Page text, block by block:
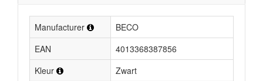
Manufacturer
BECO
EAN
4013368387856
Kleur
Zwart